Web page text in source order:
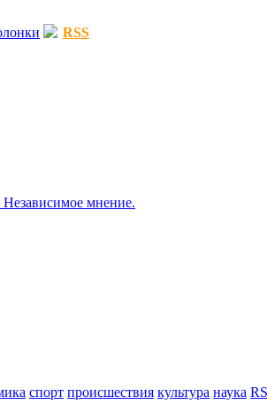
RSS
спорт происшествия культура наука